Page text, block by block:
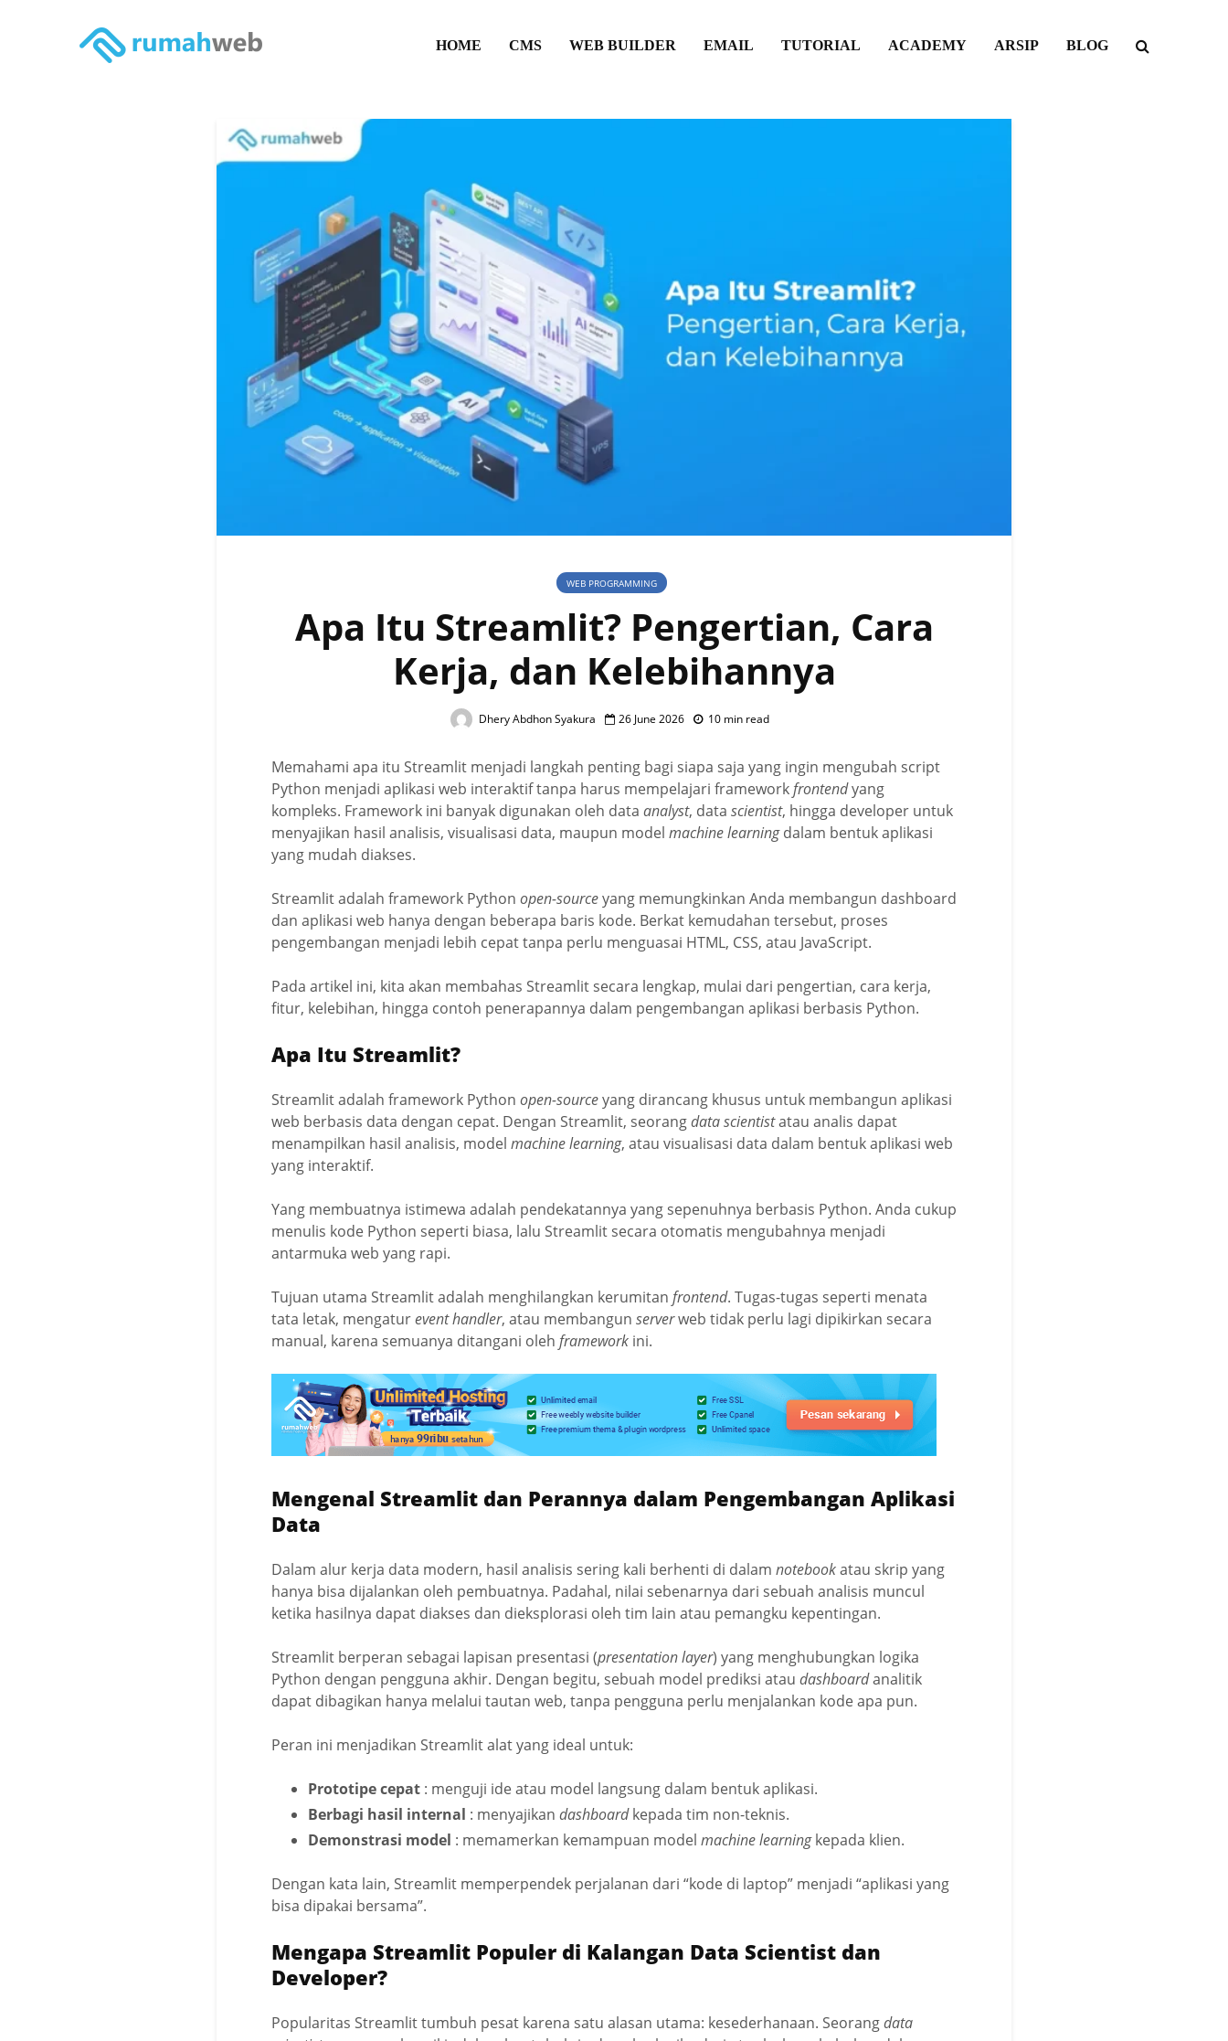
HOME CMS WEB BUILDER EMAIL TUTORIAL ACADEMY ARSIP BLOG
WEB PROGRAMMING
Apa Itu Streamlit? Pengertian, Cara
Kerja, dan Kelebihannya
Dhery Abdhon Syakura 26 June 2026 10 min read
Memahami apa itu Streamlit menjadi langkah penting bagi siapa saja yang ingin mengubah script
Python menjadi aplikasi web interaktif tanpa harus mempelajari frameworkfrontendyang
kompleks. Framework ini banyak digunakan oleh data analyst, data scientist, hingga developer untuk
menyajikan hasil analisis, visualisasi data, maupun model machine learningdalam bentuk aplikasi
yang mudah diakses.
Streamlit adalah framework Python open-sourceyang memungkinkan Anda membangun dashboard
dan aplikasi web hanya dengan beberapa baris kode. Berkat kemudahan tersebut, proses
pengembangan menjadi lebih cepat tanpa perlu menguasai HTML, CSS, atau JavaScript.
Pada artikel ini, kita akan membahas Streamlit secara lengkap, mulai dari pengertian, cara kerja,
fitur, kelebihan, hingga contoh penerapannya dalam pengembangan aplikasi berbasis Python.
Apa Itu Streamlit?
Streamlit adalah framework Python open-sourceyang dirancang khusus untuk membangun aplikasi
web berbasis data dengan cepat. Dengan Streamlit, seorangdata scientistatau analis dapat
menampilkan hasil analisis, model machine learning, atau visualisasi data dalam bentuk aplikasi web
yang interaktif.
Yang membuatnya istimewa adalah pendekatannya yang sepenuhnya berbasis Python. Anda cukup
menulis kode Python seperti biasa, lalu Streamlit secara otomatis mengubahnya menjadi
antarmuka web yang rapi.
Tujuan utama Streamlit adalah menghilangkan kerumitan frontend. Tugas-tugas seperti menata
tata letak, mengaturevent handler, atau membangun serverweb tidak perlu lagi dipikirkan secara
manual, karena semuanya ditangani oleh framework ini.
Mengenal Streamlit dan Perannya dalam Pengembangan Aplikasi
Data
Dalam alur kerja data modern, hasil analisis sering kali berhenti di dalam notebookatau skrip yang
hanya bisa dijalankan oleh pembuatnya. Padahal, nilai sebenarnya dari sebuah analisis muncul
ketika hasilnya dapat diakses dan dieksplorasi oleh tim lain atau pemangku kepentingan.
Streamlit berperan sebagai lapisan presentasi (presentation layer) yang menghubungkan logika
Python dengan pengguna akhir. Dengan begitu, sebuah model prediksi atau dashboardanalitik
dapat dibagikan hanya melalui tautan web, tanpa pengguna perlu menjalankan kode apa pun.
Peran ini menjadikan Streamlit alat yang ideal untuk:
Prototipe cepat : menguji ide atau model langsung dalam bentuk aplikasi.
Berbagi hasil internal : menyajikan dashboardkepada tim non-teknis.
Demonstrasi model : memamerkan kemampuan model machine learningkepada klien.
Dengan kata lain, Streamlit memperpendek perjalanan dari “kode di laptop” menjadi “aplikasi yang
bisa dipakai bersama”.
Mengapa Streamlit Populer di Kalangan Data Scientist dan
Developer?
Popularitas Streamlit tumbuh pesat karena satu alasan utama: kesederhanaan. Seorangdata